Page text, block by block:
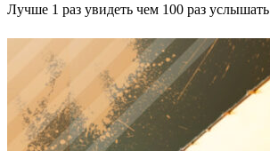
Лучше 1 раз увидеть чем 100 раз услышать